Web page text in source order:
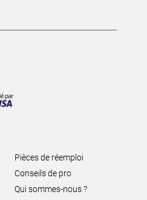
Pièces de réemploi
Conseils de pro
Qui sommes-nous ?